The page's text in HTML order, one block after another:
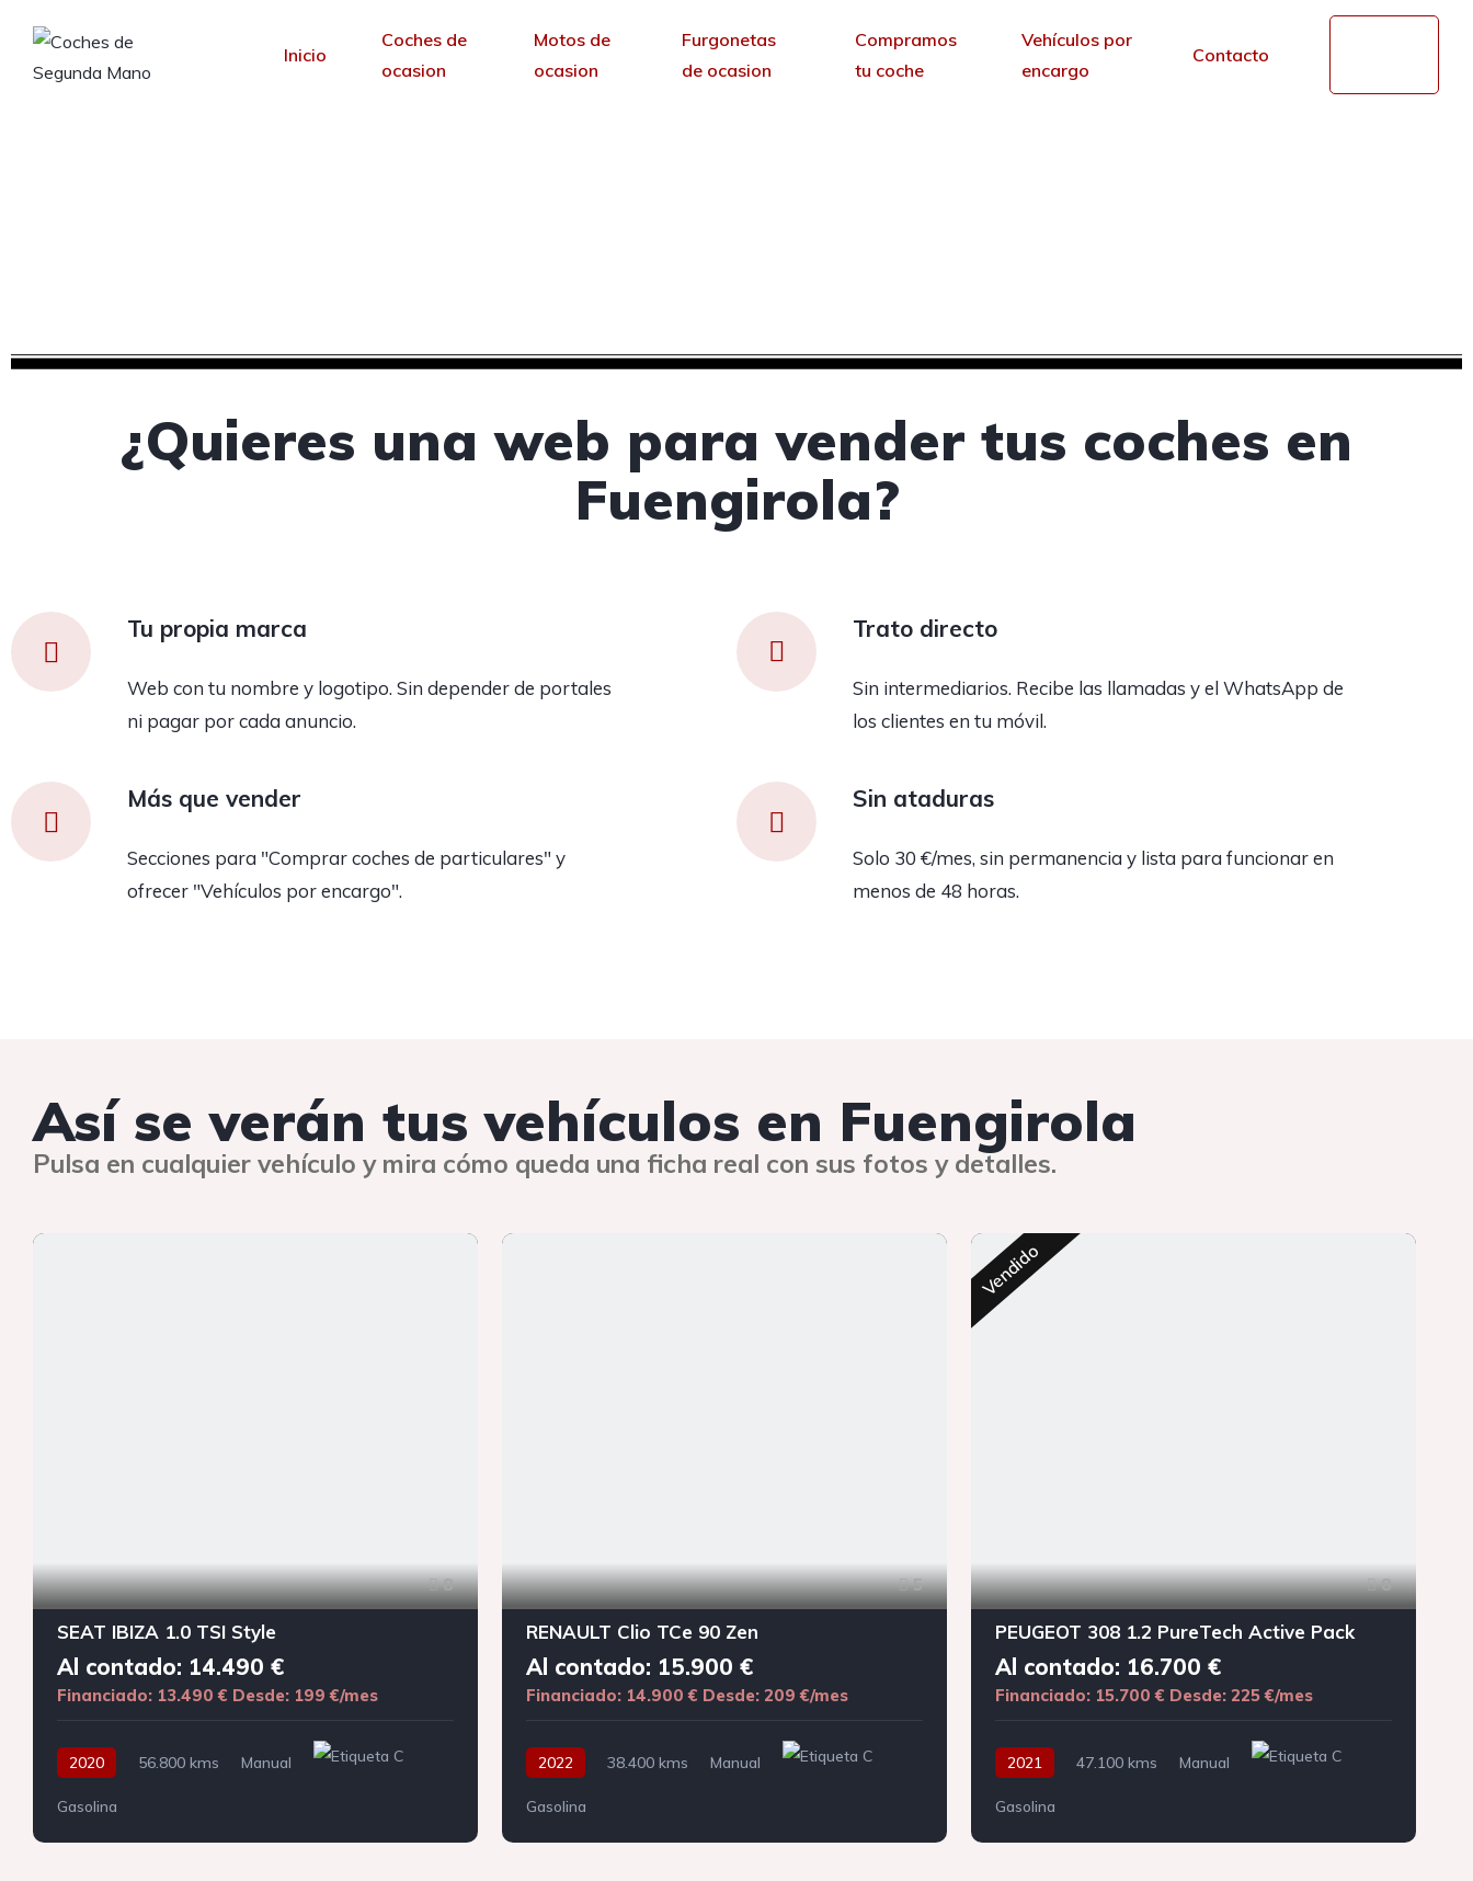
Inicio
Coches de
ocasion
Motos de
ocasion
Furgonetas
de ocasion
Compramos
tu coche
Vehículos por
encargo
Contacto
¿Quieres una web para vender tus coches en
Fuengirola?
Tu propia marca
Web con tu nombre y logotipo. Sin depender de portales
ni pagar por cada anuncio.
Trato directo
Sin intermediarios. Recibe las llamadas y el WhatsApp de
los clientes en tu móvil.
Más que vender
Secciones para "Comprar coches de particulares" y
ofrecer "Vehículos por encargo".
Sin ataduras
Solo 30 €/mes, sin permanencia y lista para funcionar en
menos de 48 horas.
Así se verán tus vehículos en Fuengirola
Pulsa en cualquier vehículo y mira cómo queda una ficha real con sus fotos y detalles.
8
SEAT IBIZA 1.0 TSI Style
Al contado: 14.490 €
Financiado: 13.490 € Desde: 199 €/mes
2020 56.800 kms Manual
Gasolina
5
RENAULT Clio TCe 90 Zen
Al contado: 15.900 €
Financiado: 14.900 € Desde: 209 €/mes
2022 38.400 kms Manual
Gasolina
Vendido
8
PEUGEOT 308 1.2 PureTech Active Pack
Al contado: 16.700 €
Financiado: 15.700 € Desde: 225 €/mes
2021 47.100 kms Manual
Gasolina